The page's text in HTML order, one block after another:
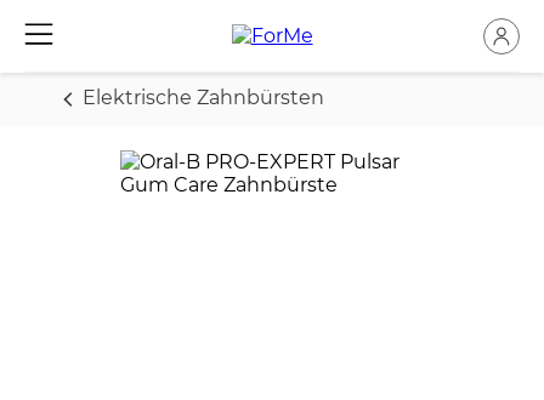
Elektrische Zahnbürsten